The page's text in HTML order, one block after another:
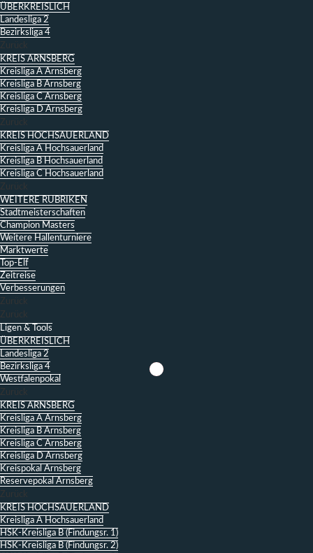
ÜBERKREISLICH
Landesliga 2
Bezirksliga 4
Zurück
KREIS ARNSBERG
Kreisliga A Arnsberg
Kreisliga B Arnsberg
Kreisliga C Arnsberg
Kreisliga D Arnsberg
Zurück
KREIS HOCHSAUERLAND
Kreisliga A Hochsauerland
Kreisliga B Hochsauerland
Kreisliga C Hochsauerland
Zurück
WEITERE RUBRIKEN
Stadtmeisterschaften
Champion Masters
Weitere Hallenturniere
Marktwerte
Top-Elf
Zeitreise
Verbesserungen
Zurück
Zurück
Ligen & Tools
ÜBERKREISLICH
Landesliga 2
Bezirksliga 4
Westfalenpokal
Zurück
KREIS ARNSBERG
Kreisliga A Arnsberg
Kreisliga B Arnsberg
Kreisliga C Arnsberg
Kreisliga D Arnsberg
Kreispokal Arnsberg
Reservepokal Arnsberg
Zurück
KREIS HOCHSAUERLAND
Kreisliga A Hochsauerland
HSK-Kreisliga B (Findungsr. 1)
HSK-Kreisliga B (Findungsr. 2)